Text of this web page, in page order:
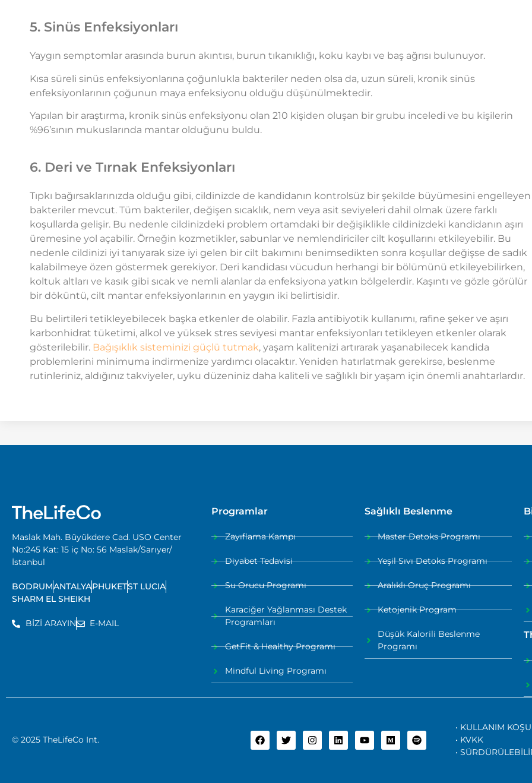
5. Sinüs Enfeksiyonları
Yaygın semptomlar arasında burun akıntısı, burun tıkanıklığı, koku kaybı ve baş ağrısı bulunuyor.
Kısa süreli sinüs enfeksiyonlarına çoğunlukla bakteriler neden olsa da, uzun süreli, kronik sinüs
enfeksiyonlarının çoğunun maya enfeksiyonu olduğu düşünülmektedir.
Yapılan bir araştırma, kronik sinüs enfeksiyonu olan 210 kişiden oluşan bir grubu inceledi ve bu kişilerin
%96’sının mukuslarında mantar olduğunu buldu.
6. Deri ve Tırnak Enfeksiyonları
Tıpkı bağırsaklarınızda olduğu gibi, cildinizde de kandidanın kontrolsüz bir şekilde büyümesini engelleyen
bakteriler mevcut. Tüm bakteriler, değişen sıcaklık, nem veya asit seviyeleri dahil olmak üzere farklı
koşullarda gelişir. Bu nedenle cildinizdeki problem ortamdaki bir değişiklikle cildinizdeki kandidanın aşırı
üremesine yol açabilir. Örneğin kozmetikler, sabunlar ve nemlendiriciler cilt koşullarını etkileyebilir. Bu
nedenle cildinizi iyi tanıyarak size iyi gelen bir cilt bakımını benimsedikten sonra koşullar değişse de sadık
kalabilmeye özen göstermek gerekiyor. Deri kandidası vücudun herhangi bir bölümünü etkileyebilirken,
koltuk altları ve kasık gibi sıcak ve nemli alanlar da enfeksiyona yatkın bölgelerdir. Kaşıntı ve gözle görülür
bir döküntü, cilt mantar enfeksiyonlarının en yaygın iki belirtisidir.
Bu belirtileri tetikleyebilecek başka etkenler de olabilir. Fazla antibiyotik kullanımı, rafine şeker ve aşırı
karbonhidrat tüketimi, alkol ve yüksek stres seviyesi mantar enfeksiyonları tetikleyen etkenler olarak
gösterilebilir. Bağışıklık sisteminizi güçlü tutmak, yaşam kalitenizi artırarak yaşanabilecek kandida
problemlerini minimuma indirmenize yardımcı olacaktır. Yeniden hatırlatmak gerekirse, beslenme
rutinleriniz, aldığınız takviyeler, uyku düzeniniz daha kaliteli ve sağlıklı bir yaşam için önemli anahtarlardır.
Maslak Mah. Büyükdere Cad. USO Center
No:245 Kat: 15 iç No: 56 Maslak/Sarıyer/
İstanbul
BODRUMANTALYAPHUKETST LUCIA
SHARM EL SHEIKH
BİZİ ARAYIN E-MAIL
Programlar
Zayıflama Kampı
Diyabet Tedavisi
Su Orucu Programı
Karaciğer Yağlanması Destek
Programları
GetFit & Healthy Programı
Mindful Living Programı
Sağlıklı Beslenme
Master Detoks Programı
Yeşil Sıvı Detoks Programı
Aralıklı Oruç Programı
Ketojenik Program
Düşük Kalorili Beslenme
Programı
© 2025 TheLifeCo Int.
• KULLANIM
• KVKK
•